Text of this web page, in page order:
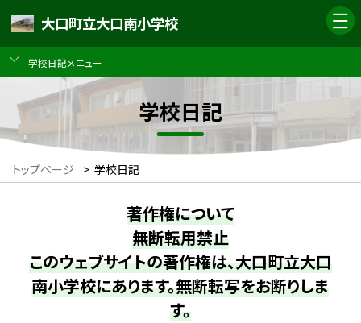
大口町立大口南小学校
学校日記メニュー
学校日記
トップページ > 学校日記
著作権について
無断転用禁止
このウェブサイトの著作権は、大口町立大口
南小学校にあります。無断転写をお断りしま
す。